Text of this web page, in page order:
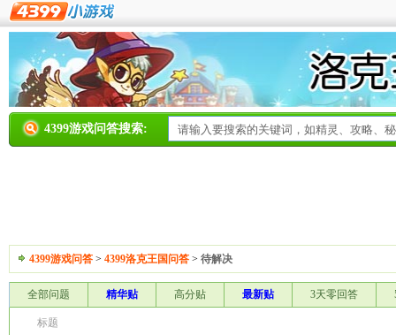
4399游戏问答搜索:
4399游戏问答 > 4399洛克王国问答 > 待解决
全部问题 精华贴 高分贴 最新贴 3天零回答
标题